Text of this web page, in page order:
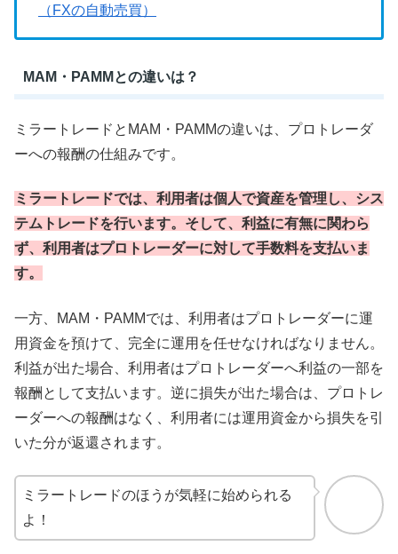
（FXの自動売買）
MAM・PAMMとの違いは？
ミラートレードとMAM・PAMMの違いは、プロトレーダ
ーへの報酬の仕組みです。
ミラートレードでは、利用者は個人で資産を管理し、シス
テムトレードを行います。そして、利益に有無に関わら
ず、利用者はプロトレーダーに対して手数料を支払いま
す。
一方、MAM・PAMMでは、利用者はプロトレーダーに運
用資金を預けて、完全に運用を任せなければなりません。
利益が出た場合、利用者はプロトレーダーへ利益の一部を
報酬として支払います。逆に損失が出た場合は、プロトレ
ーダーへの報酬はなく、利用者には運用資金から損失を引
いた分が返還されます。
ミラートレードのほうが気軽に始められる
よ！